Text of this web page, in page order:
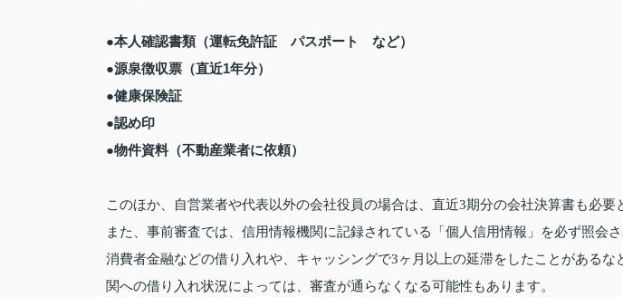
●本人確認書類（運転免許証 パスポート など）
●源泉徴収票（直近1年分）
●健康保険証
●認め印
●物件資料（不動産業者に依頼）
このほか、自営業者や代表以外の会社役員の場合は、直近3期分の会社決算書も必要
また、事前審査では、信用情報機関に記録されている「個人信用情報」を必ず照会さ
消費者金融などの借り入れや、キャッシングで3ヶ月以上の延滞をしたことがあるな
関への借り入れ状況によっては、審査が通らなくなる可能性もあります。